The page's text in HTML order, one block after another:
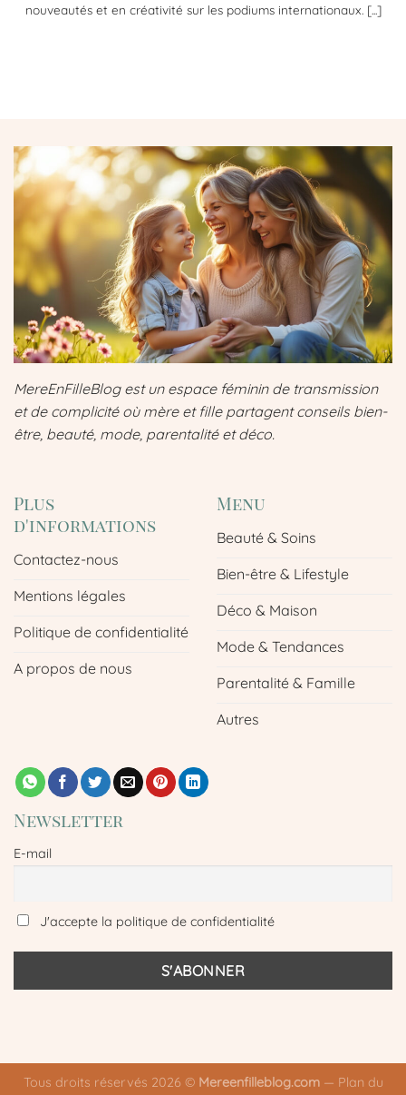
nouveautés et en créativité sur les podiums internationaux. [...]
MereEnFilleBlog est un espace féminin de transmission
et de complicité où mère et fille partagent conseils bien-
être, beauté, mode, parentalité et déco.
Plus
d'informations
Contactez-nous
Mentions légales
Politique de confidentialité
A propos de nous
Menu
Beauté & Soins
Bien-être & Lifestyle
Déco & Maison
Mode & Tendances
Parentalité & Famille
Autres
Newsletter
E-mail
J'accepte la politique de confidentialité
Tous droits réservés 2026 © Mereenfilleblog.com— Plan du